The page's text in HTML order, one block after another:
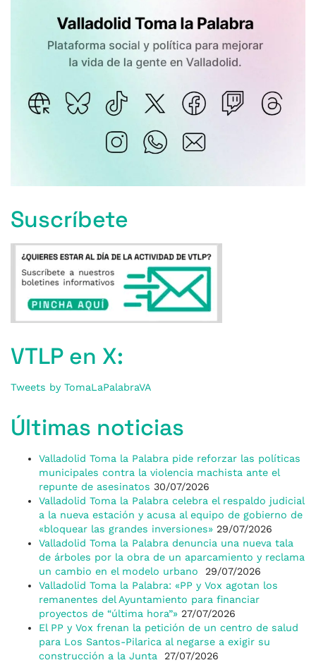
Suscríbete
VTLP en X:
Tweets by TomaLaPalabraVA
Últimas noticias
Valladolid Toma la Palabra pide reforzar las políticas
municipales contra la violencia machista ante el
repunte de asesinatos 30/07/2026
Valladolid Toma la Palabra celebra el respaldo judicial
a la nueva estación y acusa al equipo de gobierno de
«bloquear las grandes inversiones» 29/07/2026
Valladolid Toma la Palabra denuncia una nueva tala
de árboles por la obra de un aparcamiento y reclama
un cambio en el modelo urbano
29/07/2026
Valladolid Toma la Palabra: «PP y Vox agotan los
remanentes del Ayuntamiento para financiar
proyectos de “última hora”» 27/07/2026
El PP y Vox frenan la petición de un centro de salud
para Los Santos-Pilarica al negarse a exigir su
construcción a la Junta
27/07/2026